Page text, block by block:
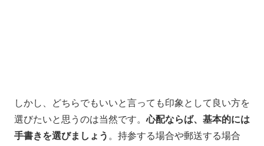
しかし、どちらでもいいと言っても印象として良い方を
選びたいと思うのは当然です。心配ならば、基本的には
手書きを選びましょう 。持参する場合や郵送する場合